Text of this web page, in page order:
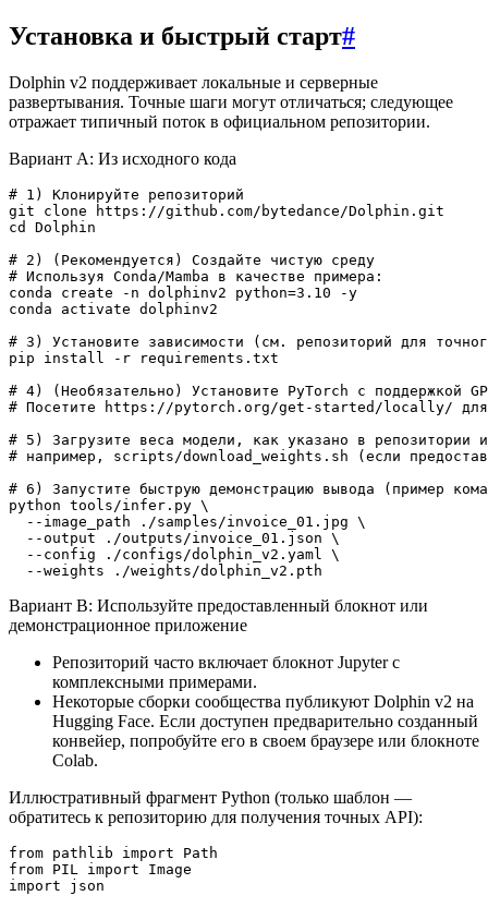
Установка и быстрый старт#
Dolphin v2 поддерживает локальные и серверные
развертывания. Точные шаги могут отличаться; следующее
отражает типичный поток в официальном репозитории.
Вариант A: Из исходного кода
# 1) Клонируйте репозиторий
git clone https://github.com/bytedance/Dolphin.git
cd Dolphin
# 2) (Рекомендуется) Создайте чистую среду
# Используя Conda/Mamba в качестве примера:
conda create -n dolphinv2 python=3.10 -y
conda activate dolphinv2
# 3) Установите зависимости (см. репозиторий для
pip install -r requirements.txt
# 4) (Необязательно) Установите PyTorch с поддержкой
# Посетите https://pytorch.org/get-started/locally/ для
# 5) Загрузите веса модели, как указано в репозитории
# например, scripts/download_weights.sh (если
# 6) Запустите быструю демонстрацию вывода (пример
python tools/infer.py \
  --image_path ./samples/invoice_01.jpg \
  --output ./outputs/invoice_01.json \
  --config ./configs/dolphin_v2.yaml \
Вариант B: Используйте предоставленный блокнот или
демонстрационное приложение
Репозиторий часто включает блокнот Jupyter с
комплексными примерами.
Некоторые сборки сообщества публикуют Dolphin v2 на
Hugging Face. Если доступен предварительно созданный
конвейер, попробуйте его в своем браузере или блокноте
Colab.
Иллюстративный фрагмент Python (только шаблон —
обратитесь к репозиторию для получения точных API):
from pathlib import Path
from PIL import Image
import json